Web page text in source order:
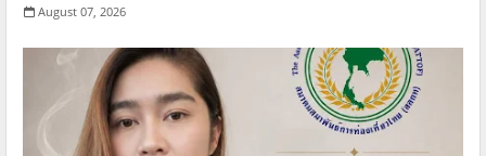
August 07, 2026